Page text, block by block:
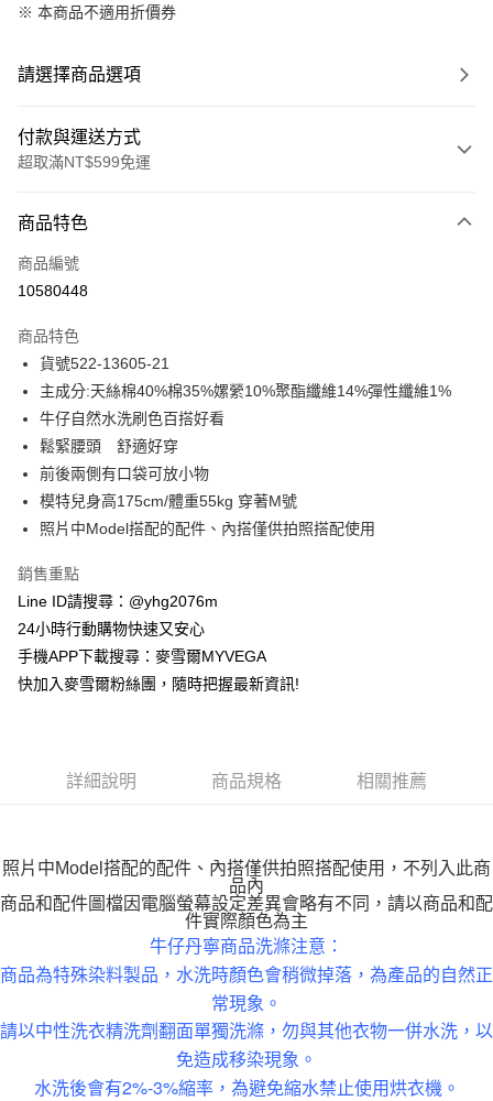
※ 本商品不適用折價券
請選擇商品選項
付款與運送方式
超取滿NT$599免運
信用卡一次付款
信用卡分期付款
合作金庫商業銀行
華南商業銀行
上海商業儲蓄銀行
台北富邦商業銀行
國泰世華商業銀行
臺灣中小企業銀行
匯豐（台灣）商業銀行
聯邦商業銀行
元大商業銀行
永豐商業銀行
玉山商業銀行
星展（台灣）商業銀行
台灣樂天信用卡公司
超商取貨付款
LINE Pay
Apple Pay
街口支付
貨到付款
運送方式
全家取貨付款
每筆NT$100，滿NT$599(含以上)免運費
每筆NT$100，滿NT$988(含以上)免運費
付款後萊爾富取貨
每筆NT$100，滿NT$988(含以上)免運費
7-11取貨付款
每筆NT$100，滿NT$988(含以上)免運費
付款後7-11取貨
每筆NT$100，滿NT$988(含以上)免運費
商品特色
商品編號
10580448
商品特色
貨號522-13605-21
主成分:天絲棉40%棉35%嫘縈10%聚酯纖維14%彈性纖維1%
牛仔自然水洗刷色百搭好看
鬆緊腰頭 舒適好穿
前後兩側有口袋可放小物
模特兒身高175cm/體重55kg 穿著M號
照片中Model搭配的配件、內搭僅供拍照搭配使用
銷售重點
Line ID請搜尋：@yhg2076m
24小時行動購物快速又安心
手機APP下載搜尋：麥雪爾MYVEGA
快加入麥雪爾粉絲團，隨時把握最新資訊!
詳細說明 商品規格 相關推薦
照片中Model搭配的配件、內搭僅供拍照搭配使用，不列入此商
品內
商品和配件圖檔因電腦螢幕設定差異會略有不同，請以商品和配
件實際顏色為主
牛仔丹寧商品洗滌注意：
商品為特殊染料製品，水洗時顏色會稍微掉落，為產品的自然正
常現象。
請以中性洗衣精洗劑翻面單獨洗滌，勿與其他衣物一併水洗，以
免造成移染現象。
水洗後會有2%-3%縮率，為避免縮水禁止使用烘衣機。